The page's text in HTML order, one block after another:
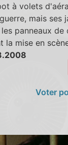
à volets
mais ses
panneaux de
la mise en
Voter